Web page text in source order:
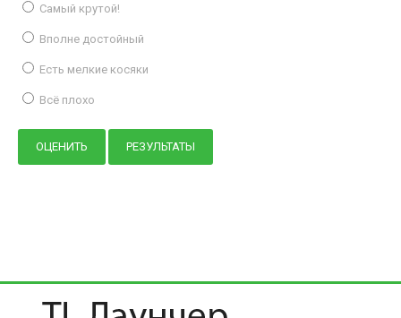
Самый крутой!
Вполне достойный
Есть мелкие косяки
Всё плохо